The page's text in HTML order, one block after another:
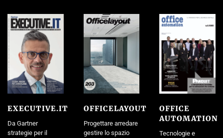
EXECUTIVE.IT
Da Gartner
strategie per il
OFFICELAYOUT
Progettare arredare
gestire lo spazio
OFFICE
AUTOMATION
Tecnologie e